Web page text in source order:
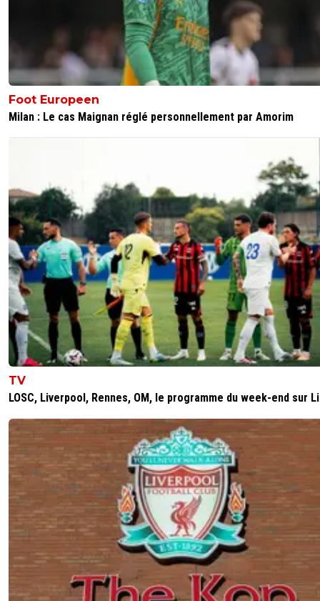
Foot Europeen
Milan : Le cas Maignan réglé personnellement par Amorim
TV
LOSC, Liverpool, Rennes, OM, le programme du week-end sur